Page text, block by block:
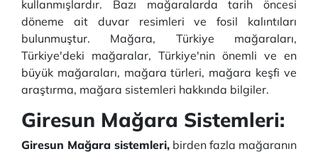
kullanmışlardır. Bazı mağaralarda tarih öncesi
döneme ait duvar resimleri ve fosil kalıntıları
bulunmuştur. Mağara, Türkiye mağaraları,
Türkiye'deki mağaralar, Türkiye'nin önemli ve en
büyük mağaraları, mağara türleri, mağara keşfi ve
araştırma, mağara sistemleri hakkında bilgiler.
Giresun Mağara Sistemleri:
Giresun Mağara sistemleri, birden fazla mağaranın